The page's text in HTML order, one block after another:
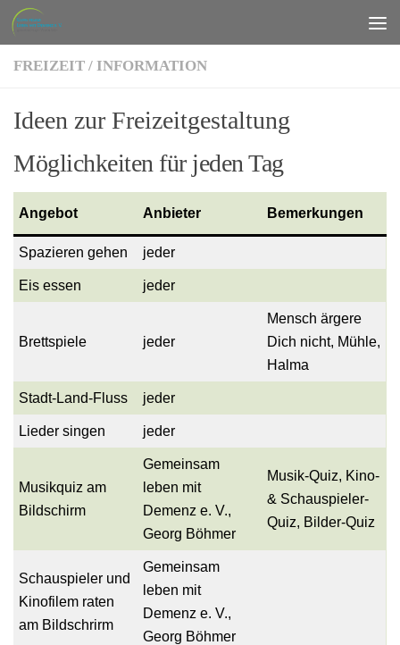
Zum Inhalt springen
FREIZEIT / INFORMATION
Ideen zur Freizeitgestaltung
Möglichkeiten für jeden Tag
Angebot Anbieter Bemerkungen
Spazieren gehen jeder
Eis essen jeder
Brettspiele jeder
Mensch ärgere
Dich nicht, Mühle,
Halma
Stadt-Land-Fluss jeder
Lieder singen jeder
Musikquiz am
Bildschirm
Gemeinsam
leben mit
Demenz e. V.,
Georg Böhmer
Musik-Quiz, Kino-
& Schauspieler-
Quiz, Bilder-Quiz
Schauspieler und
Kinofilem raten
am Bildschrirm
Gemeinsam
leben mit
Demenz e. V.,
Georg Böhmer